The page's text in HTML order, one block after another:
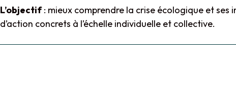
L’objectif: mieux comprendre la crise écologique et
d’action concrets à l’échelle individuelle et collective.